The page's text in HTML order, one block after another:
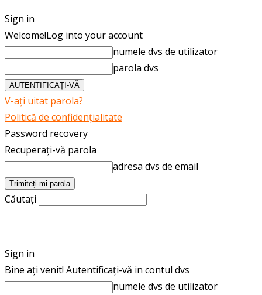
Sign in
Welcome!Log into your account
numele dvs de utilizator
parola dvs
V-ați uitat parola?
Politică de confidențialitate
Password recovery
Recuperați-vă parola
adresa dvs de email
Căutați
Sign in
Bine ați venit! Autentificați-vă in contul dvs
numele dvs de utilizator